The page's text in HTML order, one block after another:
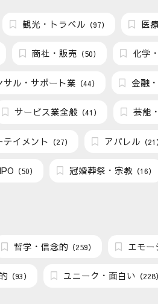
観光・トラベル （97） 医
商社・販売 （50） 化学
サル・サポート業 （44） 金融
サービス業全般 （41） 芸能
イメント （27） アパレル （21
（50） 冠婚葬祭・宗教 （16）
哲学・信念的 （259） エモー
（93） ユニーク・面白い （228）